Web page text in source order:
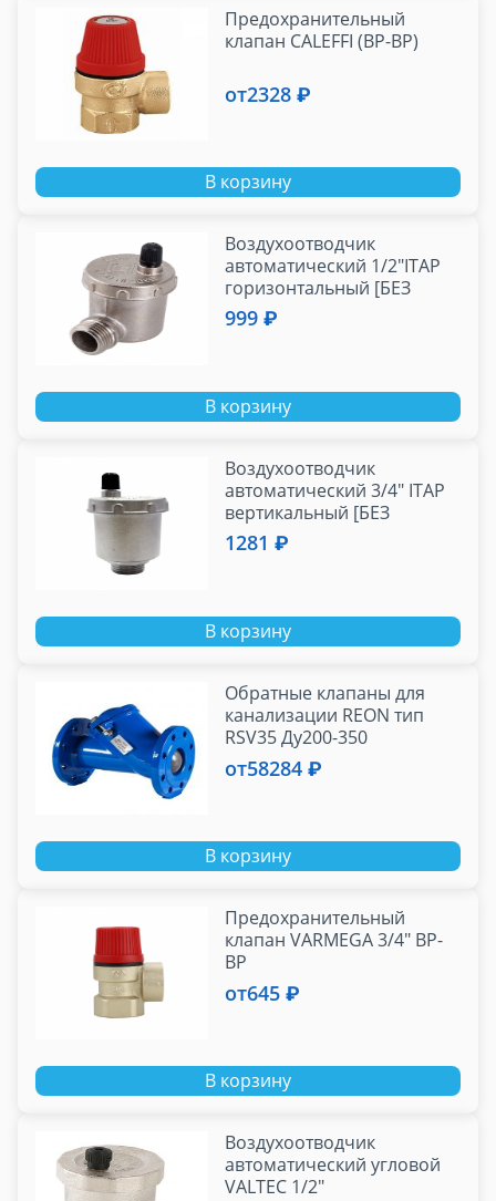
Предохранительный
клапан CALEFFI (ВР-ВР)
от2328 ₽
В корзину
Воздухоотводчик
автоматический 1/2"ITAP
горизонтальный [БЕЗ
отсекающего клапана]
999 ₽
В корзину
Воздухоотводчик
автоматический 3/4" ITAP
вертикальный [БЕЗ
отсекающего клапана]
1281 ₽
В корзину
Обратные клапаны для
канализации REON тип
RSV35 Ду200-350
от58284 ₽
В корзину
Предохранительный
клапан VARMEGA 3/4" ВР-
ВР
от645 ₽
В корзину
Воздухоотводчик
автоматический угловой
VALTEC 1/2"